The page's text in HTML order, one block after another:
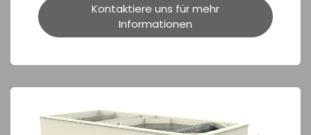
Kontaktiere uns für mehr
Informationen